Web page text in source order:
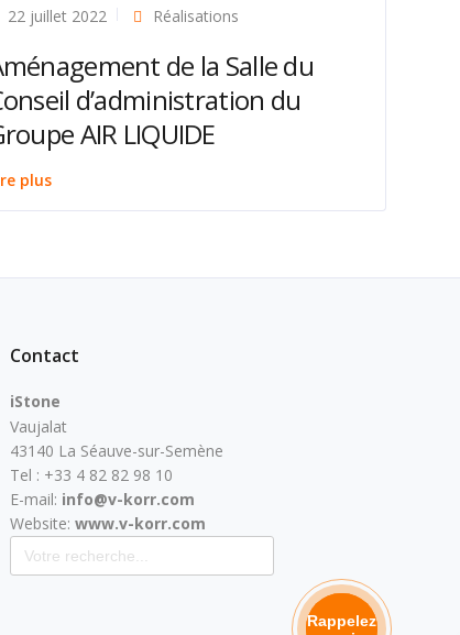
22 juillet 2022 Réalisations
de la Salle du
d’administration du
AIR LIQUIDE
plus
Contact
iStone
Vaujalat
43140 La Séauve-sur-Semène
Tel : +33 4 82 82 98 10
E-mail: info@v-korr.com
Website:www.v-korr.com
Search for:
Rappelez